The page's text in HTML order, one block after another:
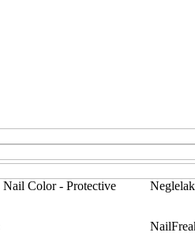
Color - Protective